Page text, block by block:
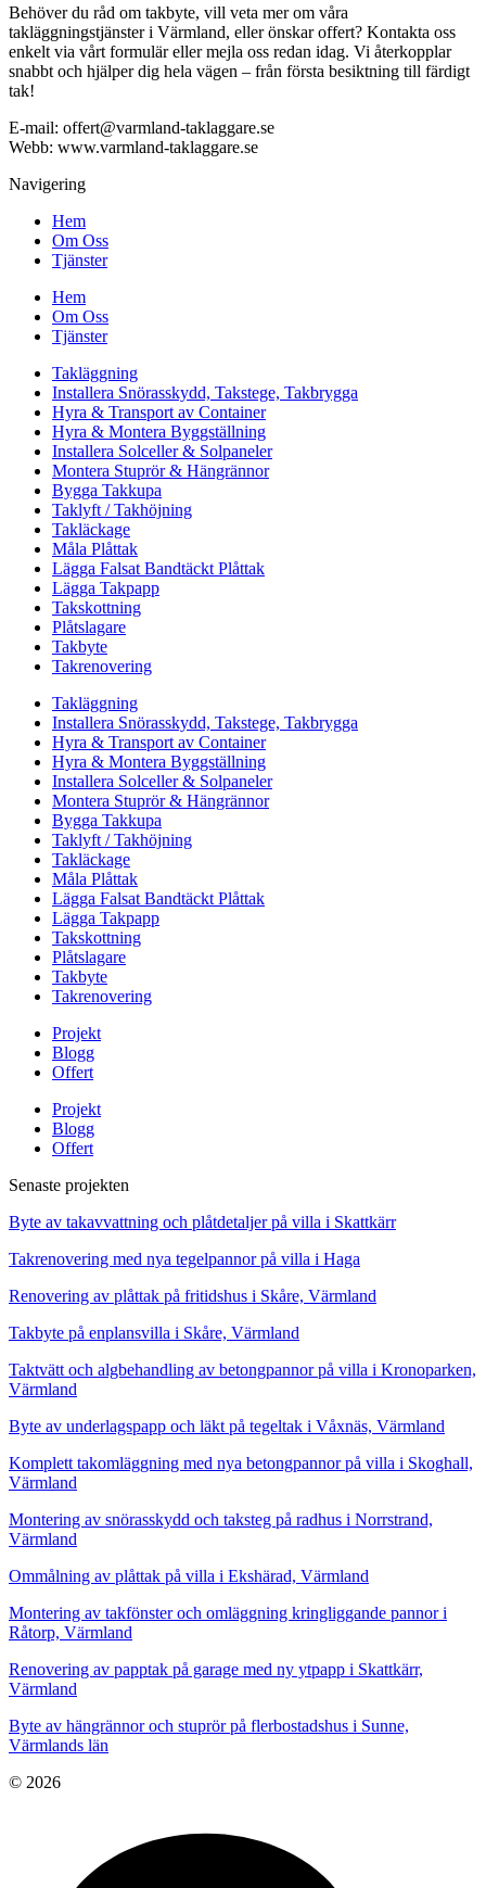
Behöver du råd om takbyte, vill veta mer om våra
takläggningstjänster i Värmland, eller önskar offert? Kontakta oss
enkelt via vårt formulär eller mejla oss redan idag. Vi återkopplar
snabbt och hjälper dig hela vägen – från första besiktning till färdigt
tak!
E-mail: offert@varmland-taklaggare.se
Webb: www.varmland-taklaggare.se
Navigering
Hem
Om Oss
Tjänster
Hem
Om Oss
Tjänster
Takläggning
Installera Snörasskydd, Takstege, Takbrygga
Hyra & Transport av Container
Hyra & Montera Byggställning
Installera Solceller & Solpaneler
Montera Stuprör & Hängrännor
Bygga Takkupa
Taklyft / Takhöjning
Takläckage
Måla Plåttak
Lägga Falsat Bandtäckt Plåttak
Lägga Takpapp
Takskottning
Plåtslagare
Takbyte
Takrenovering
Takläggning
Installera Snörasskydd, Takstege, Takbrygga
Hyra & Transport av Container
Hyra & Montera Byggställning
Installera Solceller & Solpaneler
Montera Stuprör & Hängrännor
Bygga Takkupa
Taklyft / Takhöjning
Takläckage
Måla Plåttak
Lägga Falsat Bandtäckt Plåttak
Lägga Takpapp
Takskottning
Plåtslagare
Takbyte
Takrenovering
Projekt
Blogg
Offert
Projekt
Blogg
Offert
Senaste projekten
Byte av takavvattning och plåtdetaljer på villa i Skattkärr
Takrenovering med nya tegelpannor på villa i Haga
Renovering av plåttak på fritidshus i Skåre, Värmland
Takbyte på enplansvilla i Skåre, Värmland
Taktvätt och algbehandling av betongpannor på villa i Kronoparken,
Värmland
Byte av underlagspapp och läkt på tegeltak i Våxnäs, Värmland
Komplett takomläggning med nya betongpannor på villa i Skoghall,
Värmland
Montering av snörasskydd och taksteg på radhus i Norrstrand,
Värmland
Ommålning av plåttak på villa i Ekshärad, Värmland
Montering av takfönster och omläggning kringliggande pannor i
Råtorp, Värmland
Renovering av papptak på garage med ny ytpapp i Skattkärr,
Värmland
Byte av hängrännor och stuprör på flerbostadshus i Sunne,
Värmlands län
© 2026